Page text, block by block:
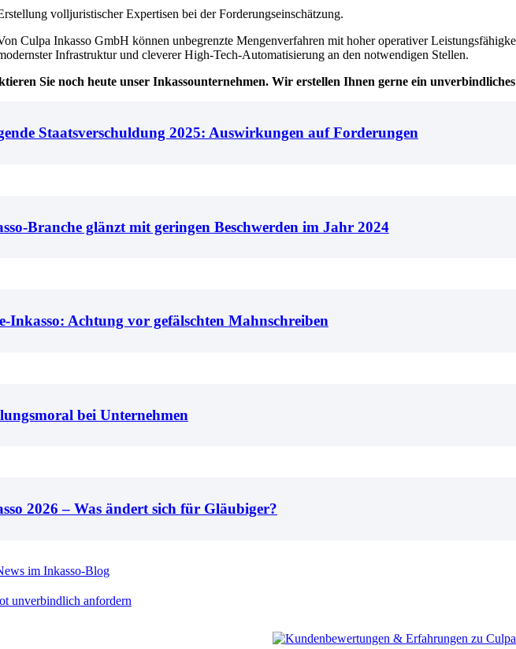
volljuristischer Expertisen bei der Forderungseinschätzung.
Culpa Inkasso GmbH können unbegrenzte Mengenverfahren mit hoher operativer
Infrastruktur und cleverer High-Tech-Automatisierung an den notwendigen Stellen.
Sie noch heute unser Inkassounternehmen. Wir erstellen Ihnen gerne ein
Staatsverschuldung 2025: Auswirkungen auf Forderungen
Branche glänzt mit geringen Beschwerden im Jahr 2024
Inkasso: Achtung vor gefälschten Mahnschreiben
bei Unternehmen
2026 – Was ändert sich für Gläubiger?
im Inkasso-Blog
unverbindlich anfordern